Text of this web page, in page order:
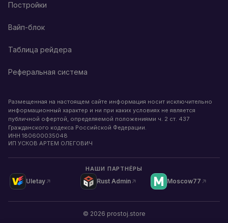
Постройки
Вайп-блок
Таблица рейдера
Реферальная система
Размещенная на настоящем сайте информация носит исключительно
информационный характер и ни при каких условиях не является
публичной офертой, определяемой положениями ч. 2 ст. 437
Гражданского кодекса Российской Федерации.
ИНН 180600035048
ИП УСКОВ АРТЕМ ОЛЕГОВИЧ
НАШИ ПАРТНЁРЫ
Uletay Rust Admin Moscow77
© 2026 prostoj.store